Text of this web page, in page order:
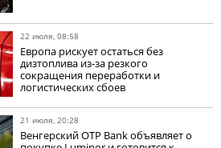
22 июля, 08:58
Европа рискует остаться без
дизтоплива из-за резкого
сокращения переработки и
логистических сбоев
21 июля, 20:28
Венгерский OTP Bank объявляет о